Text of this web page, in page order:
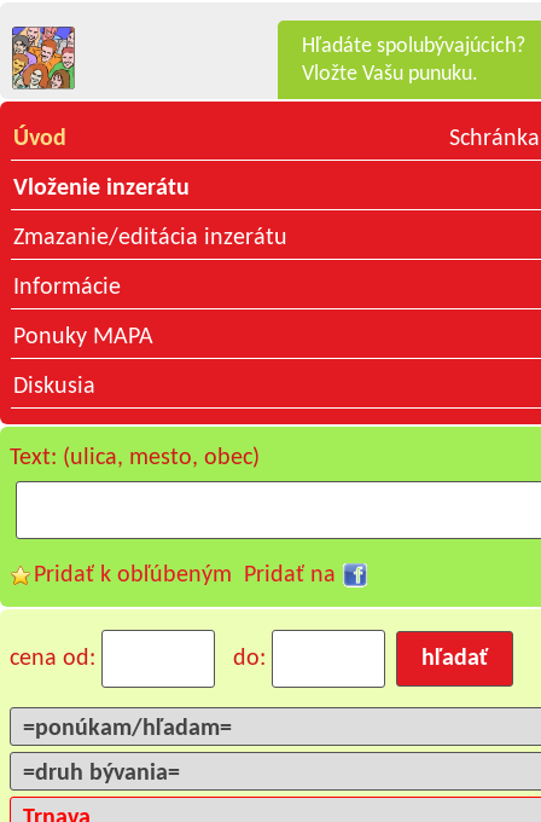
Hľadáte spolubývajúcich?
Vložte Vašu punuku.
Úvod
Vloženie inzerátu
Zmazanie/editácia inzerátu
Informácie
Ponuky MAPA
Diskusia
Text: (ulica, mesto, obec)
Pridať k obľúbeným Pridať na
cena od: do: